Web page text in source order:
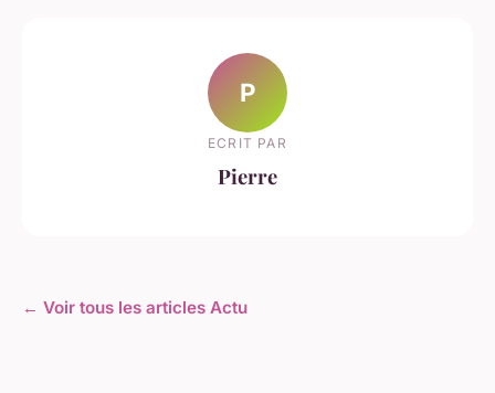
P
ECRIT PAR
Pierre
← Voir tous les articles Actu